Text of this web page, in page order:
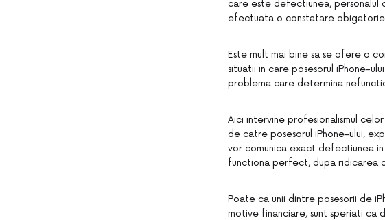
care este defectiunea, personalul
efectuata o constatare
Este mult mai bine sa se ofere o
situatii in care posesorul iPhone-
problema care determina
Aici intervine profesionalismul
de catre posesorul iPhone-ului,
vor comunica exact defectiunea
functiona perfect, dupa ridicarea
Poate ca unii dintre posesorii de
motive financiare, sunt speriati ca